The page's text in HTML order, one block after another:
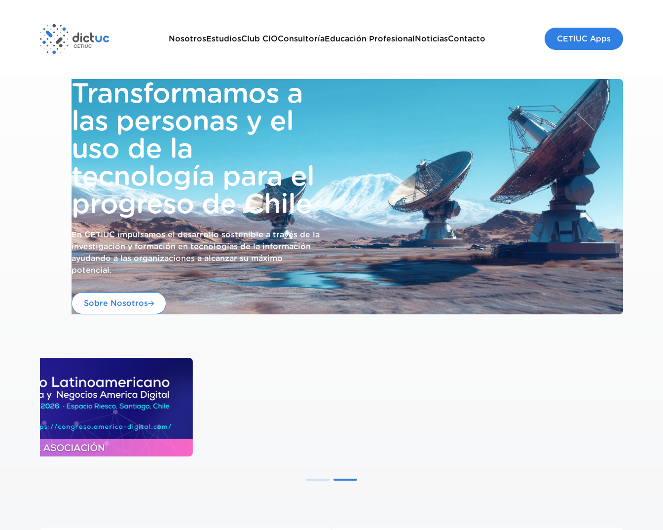
NosotrosEstudiosClub CIOConsultoríaEducación ProfesionalNoticiasContacto CETIUC Apps
Transformamos a
las personas y el
uso de la
tecnología para el
progreso de Chile
En CETIUC impulsamos el desarrollo sostenible a través de la
investigación y formación en tecnologías de la información
ayudando a las organizaciones a alcanzar su máximo
potencial.
Sobre Nosotros